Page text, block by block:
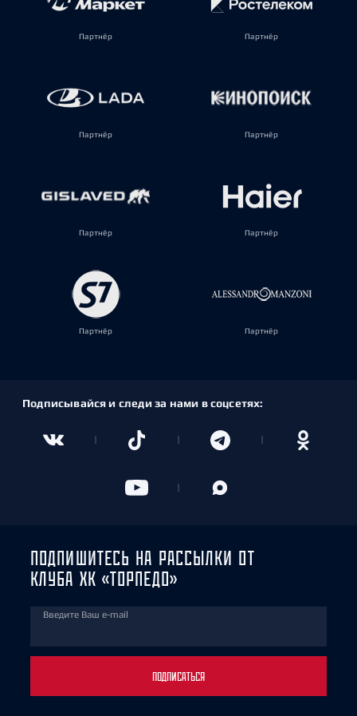
Партнёр Партнёр
Партнёр Партнёр
Партнёр Партнёр
Партнёр Партнёр
Подписывайся и следи за нами в соцсетях:
ПОДПИШИТЕСЬ НА РАССЫЛКИ ОТ
КЛУБА ХК «ТОРПЕДО»
Введите Ваш e-mail
ПОДПИСАТЬСЯ